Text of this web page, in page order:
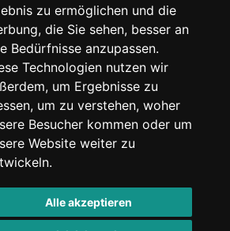
zu ermöglichen und die
die Sie sehen, besser an
Bedürfnisse anzupassen.
Technologien nutzen wir
um Ergebnisse zu
um zu verstehen, woher
Besucher kommen oder um
Website weiter zu
Alle akzeptieren